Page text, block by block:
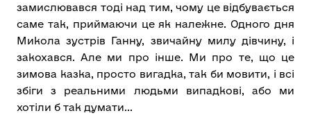
замислювався тоді над тим, чому це відбувається
саме так, приймаючи це як належне. Одного дня
Микола зустрів Ганну, звичайну милу дівчину, і
закохався. Але ми про інше. Ми про те, що це
зимова казка, просто вигадка, так би мовити, і всі
збіги з реальними людьми випадкові, або ми
хотіли б так думати...